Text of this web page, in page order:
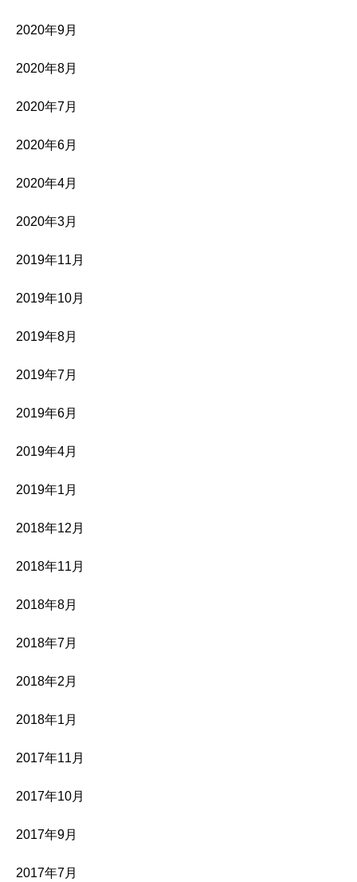
2020年9月
2020年8月
2020年7月
2020年6月
2020年4月
2020年3月
2019年11月
2019年10月
2019年8月
2019年7月
2019年6月
2019年4月
2019年1月
2018年12月
2018年11月
2018年8月
2018年7月
2018年2月
2018年1月
2017年11月
2017年10月
2017年9月
2017年7月